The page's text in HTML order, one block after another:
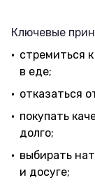
Ключевые
стремиться
в еде;
отказаться
покупать
долго;
выбирать
и досуге;